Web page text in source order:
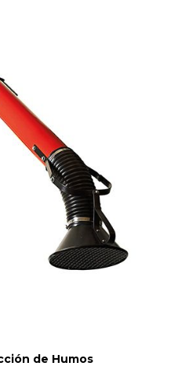
de Humos